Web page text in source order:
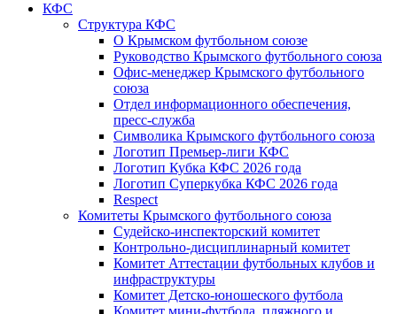
КФС
Структура КФС
О Крымском футбольном союзе
Руководство Крымского футбольного союза
Офис-менеджер Крымского футбольного
союза
Отдел информационного обеспечения,
пресс-служба
Символика Крымского футбольного союза
Логотип Премьер-лиги КФС
Логотип Кубка КФС 2026 года
Логотип Суперкубка КФС 2026 года
Respect
Комитеты Крымского футбольного союза
Судейско-инспекторский комитет
Контрольно-дисциплинарный комитет
Комитет Аттестации футбольных клубов и
инфраструктуры
Комитет Детско-юношеского футбола
Комитет мини-футбола, пляжного и